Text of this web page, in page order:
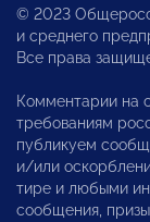
© 2023
и среднего
Все права
Комментарии на
требованиям
публикуем
и/или
тире и любыми
сообщения,